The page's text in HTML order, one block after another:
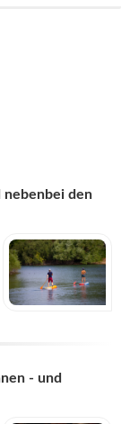
nebenbei den
- und